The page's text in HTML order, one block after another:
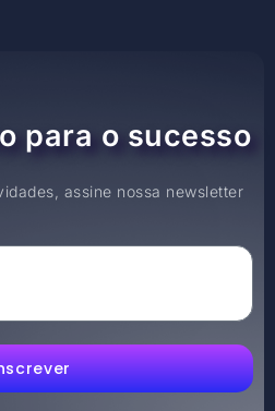
para o sucesso
assine nossa newsletter